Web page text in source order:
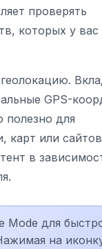
проверять
которых у вас
GPS-
полезно для
карт или
в
Mode для
на